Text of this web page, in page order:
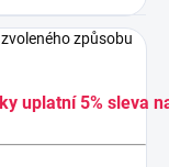
způsobu
uplatní 5% sleva